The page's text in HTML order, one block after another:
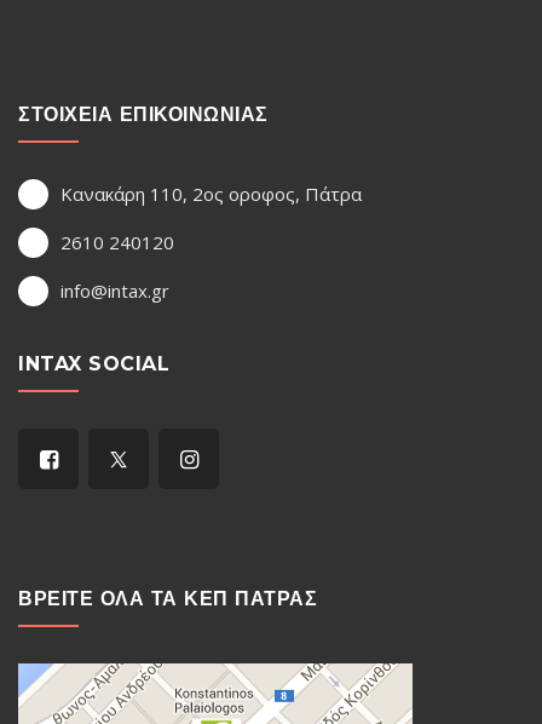
ΣΤΟΙΧΕΙΑ ΕΠΙΚΟΙΝΩΝΙΑΣ
Κανακάρη 110, 2ος οροφος, Πάτρα
2610 240120
info@intax.gr
INTAX SOCIAL
ΒΡΕΙΤΕ ΟΛΑ ΤΑ ΚΕΠ ΠΑΤΡΑΣ